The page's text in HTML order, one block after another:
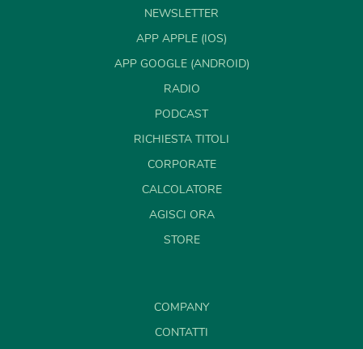
NEWSLETTER
APP APPLE (IOS)
APP GOOGLE (ANDROID)
RADIO
PODCAST
RICHIESTA TITOLI
CORPORATE
CALCOLATORE
AGISCI ORA
STORE
COMPANY
CONTATTI